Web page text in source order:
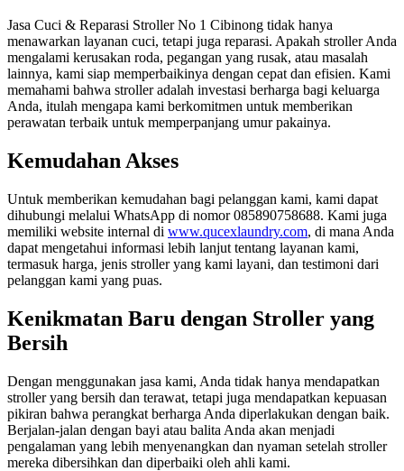
Jasa Cuci & Reparasi Stroller No 1 Cibinong tidak hanya
menawarkan layanan cuci, tetapi juga reparasi. Apakah stroller Anda
mengalami kerusakan roda, pegangan yang rusak, atau masalah
lainnya, kami siap memperbaikinya dengan cepat dan efisien. Kami
memahami bahwa stroller adalah investasi berharga bagi keluarga
Anda, itulah mengapa kami berkomitmen untuk memberikan
perawatan terbaik untuk memperpanjang umur pakainya.
Kemudahan Akses
Untuk memberikan kemudahan bagi pelanggan kami, kami dapat
dihubungi melalui WhatsApp di nomor 085890758688. Kami juga
memiliki website internal di www.qucexlaundry.com, di mana Anda
dapat mengetahui informasi lebih lanjut tentang layanan kami,
termasuk harga, jenis stroller yang kami layani, dan testimoni dari
pelanggan kami yang puas.
Kenikmatan Baru dengan Stroller yang
Bersih
Dengan menggunakan jasa kami, Anda tidak hanya mendapatkan
stroller yang bersih dan terawat, tetapi juga mendapatkan kepuasan
pikiran bahwa perangkat berharga Anda diperlakukan dengan baik.
Berjalan-jalan dengan bayi atau balita Anda akan menjadi
pengalaman yang lebih menyenangkan dan nyaman setelah stroller
mereka dibersihkan dan diperbaiki oleh ahli kami.